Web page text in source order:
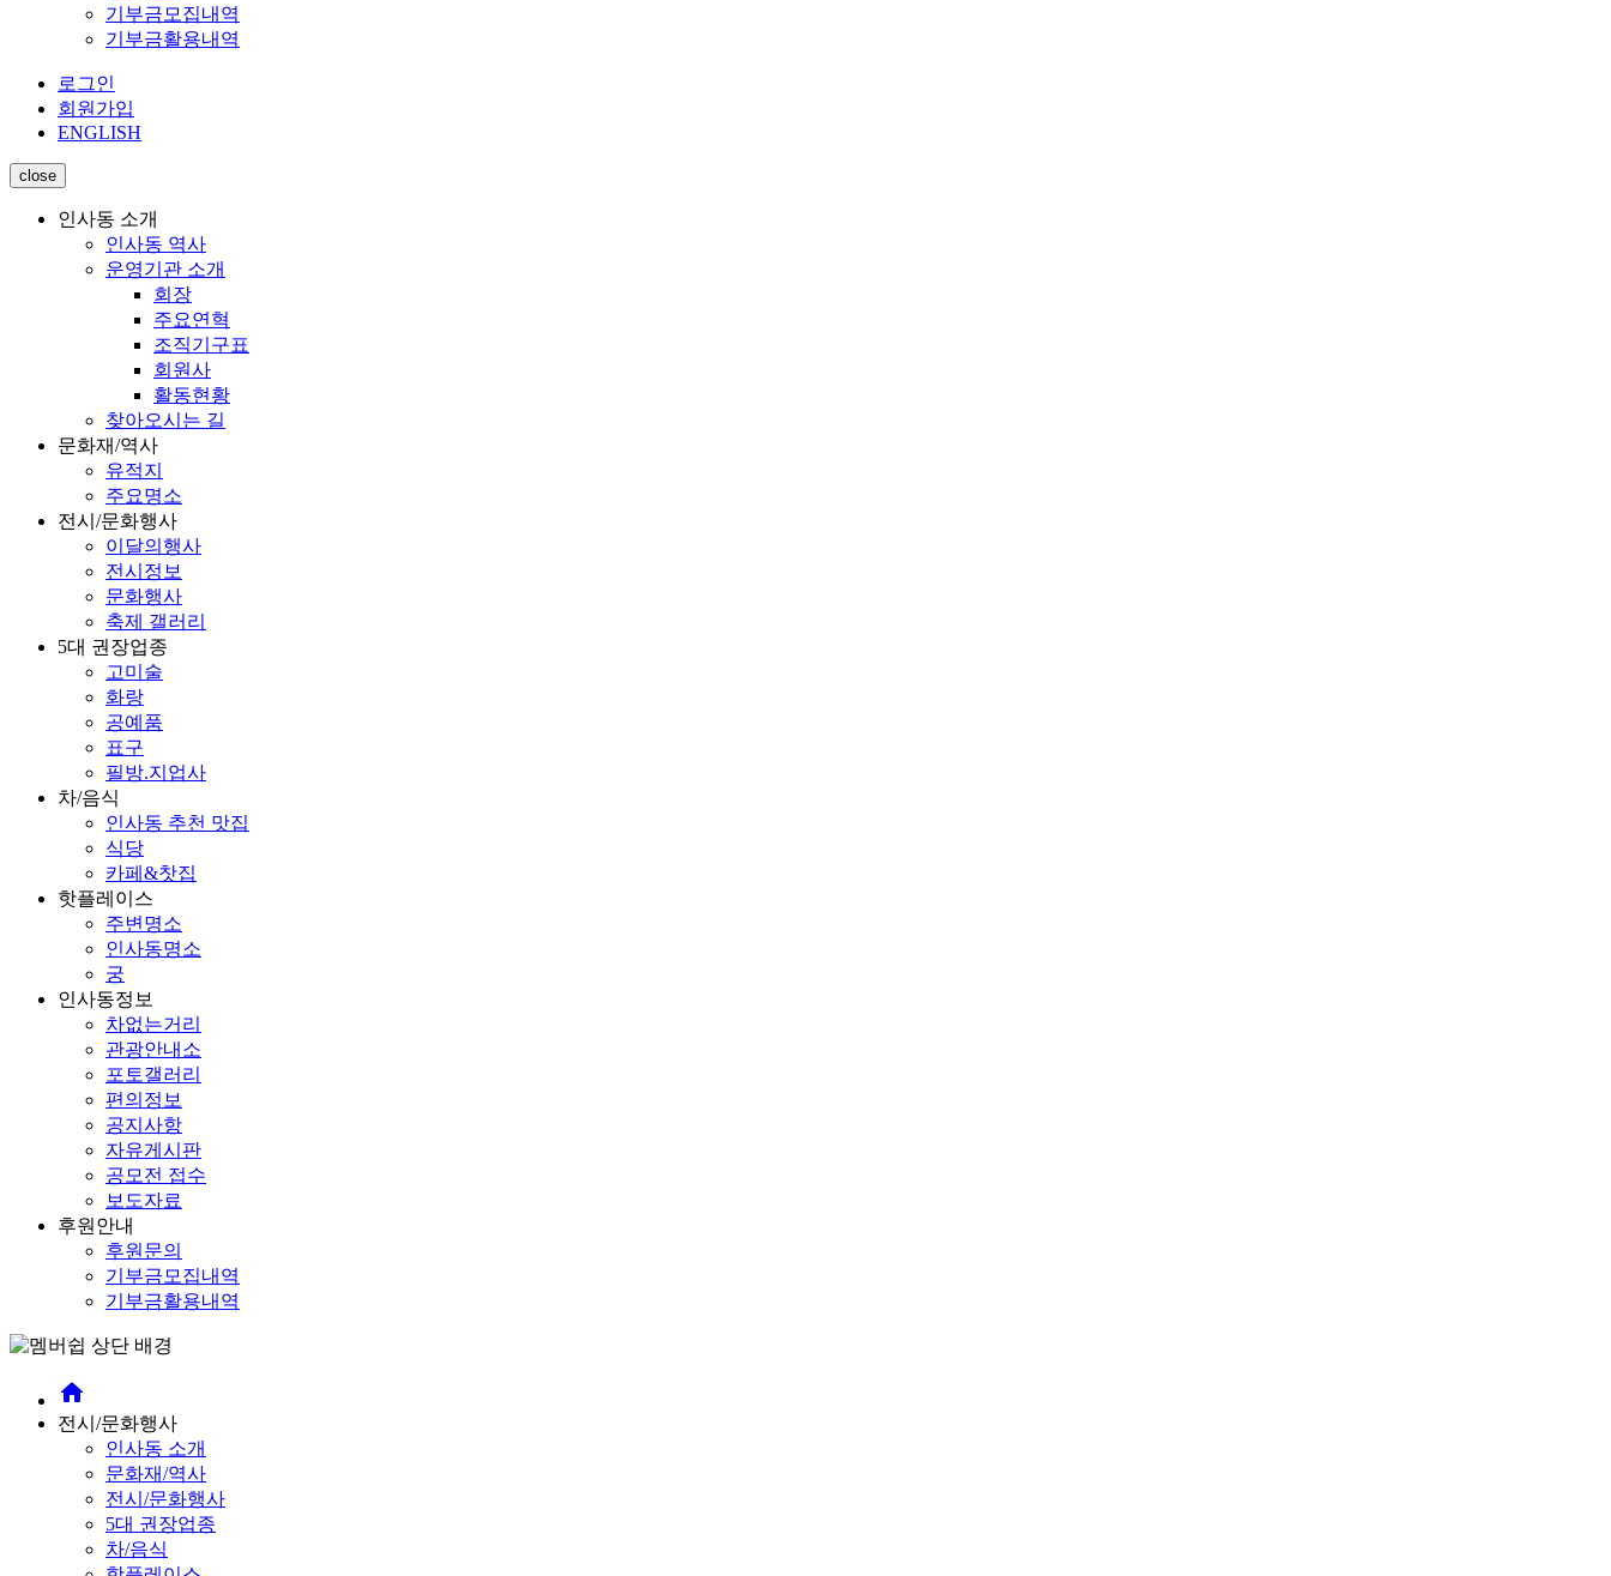
기부금모집내역
기부금활용내역
로그인
회원가입
ENGLISH
close
인사동 소개
인사동 역사
운영기관 소개
회장
주요연혁
조직기구표
회원사
활동현황
찾아오시는 길
문화재/역사
유적지
주요명소
전시/문화행사
이달의행사
전시정보
문화행사
축제 갤러리
5대 권장업종
고미술
화랑
공예품
표구
필방.지업사
차/음식
인사동 추천 맛집
식당
카페&찻집
핫플레이스
주변명소
인사동명소
궁
인사동정보
차없는거리
관광안내소
포토갤러리
편의정보
공지사항
자유게시판
공모전 접수
보도자료
후원안내
후원문의
기부금모집내역
기부금활용내역
home
전시/문화행사
인사동 소개
문화재/역사
전시/문화행사
5대 권장업종
차/음식